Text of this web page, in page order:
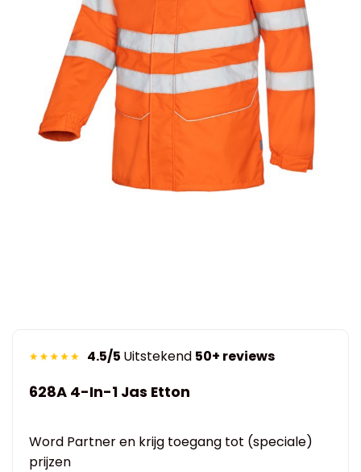
4.5/5 Uitstekend 50+ reviews
628A 4-In-1 Jas Etton
Word Partner en krijg toegang tot (speciale)
prijzen